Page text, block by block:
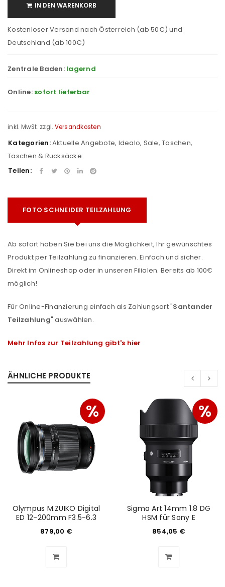
IN DEN WARENKORB
Kostenloser Versand nach Österreich (ab 50€) und
Deutschland (ab 100€)
Zentrale Baden: lagernd
Online: sofort lieferbar
inkl. MwSt. zzgl. Versandkosten
Kategorien:Aktuelle Angebote, Idealo, Sale, Taschen,
Taschen & Rucksäcke
Teilen:
FOTO SCHNEIDER TEILZAHLUNG
Ab sofort haben Sie bei uns die Möglichkeit, Ihr gewünschtes
Produkt per Teilzahlung zu finanzieren. Einfach und sicher.
Direkt im Onlineshop oder in unseren Filialen. Bereits ab 100€
möglich!
Für Online-Finanzierung einfach als Zahlungsart "Santander
Teilzahlung" auswählen.
Mehr Infos zur Teilzahlung gibt's hier
ÄHNLICHE PRODUKTE
%
Olympus M.ZUIKO Digital
ED 12-200mm F3.5-6.3
879,00 €
%
Sigma Art 14mm 1.8 DG
HSM für Sony E
854,05 €